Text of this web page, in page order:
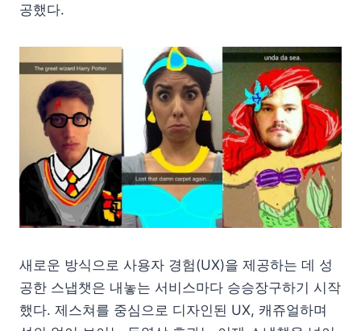
공했다.
새로운 방식으로 사용자 경험(UX)을 제공하는 데 성
공한 스냅챗은 내놓는 서비스마다 승승장구하기 시작
했다. 제스쳐를 중심으로 디자인된 UX, 캐쥬얼하며